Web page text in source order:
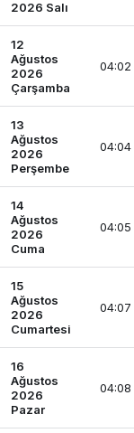
2026 Salı
12
Ağustos
2026
Çarşamba
04:02
13
Ağustos
2026
Perşembe
04:04
14
Ağustos
2026
Cuma
04:05
15
Ağustos
2026
Cumartesi
04:07
16
Ağustos
2026
Pazar
04:08